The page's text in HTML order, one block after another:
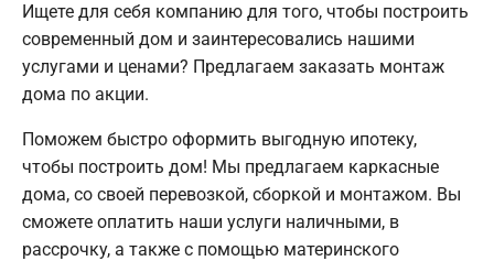
Ищете для себя компанию для того, чтобы построить
современный дом и заинтересовались нашими
услугами и ценами? Предлагаем заказать монтаж
дома по акции.
Поможем быстро оформить выгодную ипотеку,
чтобы построить дом! Мы предлагаем каркасные
дома, со своей перевозкой, сборкой и монтажом. Вы
сможете оплатить наши услуги наличными, в
рассрочку, а также с помощью материнского